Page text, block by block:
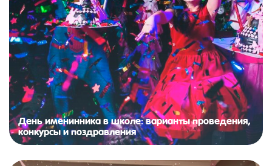
День именинника в школе: варианты проведения,
конкурсы и поздравления